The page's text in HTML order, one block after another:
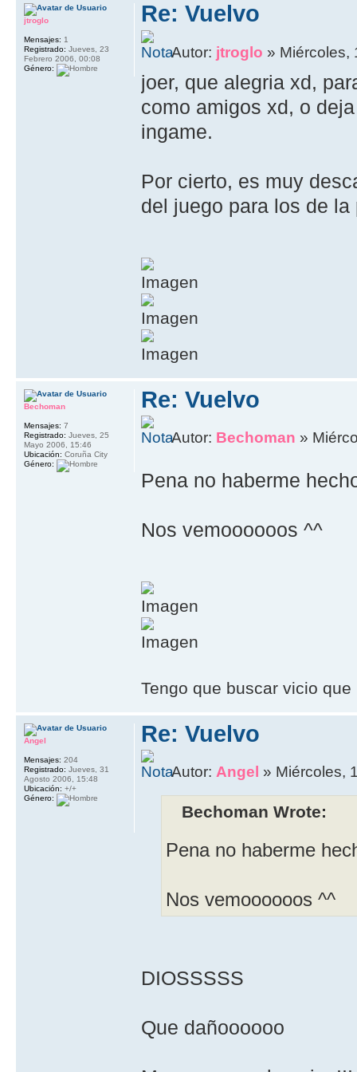
Re: Vuelvo
Autor: jtroglo » Miércoles,
joer, que alegria xd,
como amigos xd, o
ingame.
Por cierto, es muy
del juego para los de la
jtroglo
Mensajes: 1
Registrado: Jueves, 23
Febrero 2006, 00:08
Género:
Re: Vuelvo
Autor: Bechoman »
Pena no haberme
Nos vemoooooos ^^
Tengo que buscar vicio
Bechoman
Mensajes: 7
Registrado: Jueves, 25
Mayo 2006, 15:46
Ubicación: Coruña City
Género:
Re: Vuelvo
Autor:Angel » Miércoles,
Bechoman Wrote:
Pena no haberme
Nos vemoooooos ^^
DIOSSSSS
Que dañoooooo
Angel
Mensajes: 204
Registrado: Jueves, 31
Agosto 2006, 15:48
Ubicación: +/+
Género: